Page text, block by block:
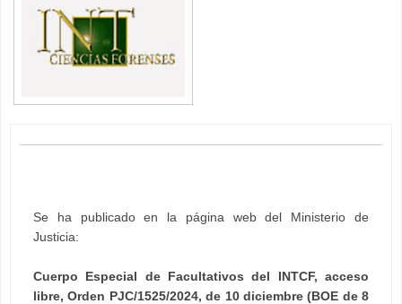
Se ha publicado en la página web del Ministerio de
Justicia:
Cuerpo Especial de Facultativos del INTCF, acceso
libre, Orden PJC/1525/2024, de 10 diciembre (BOE de 8